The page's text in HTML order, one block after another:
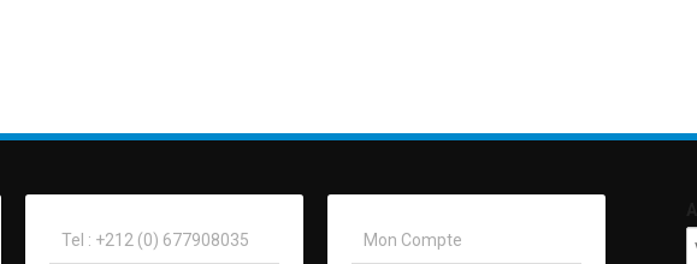
Tel : +212 (0) 677908035 Mon Compte